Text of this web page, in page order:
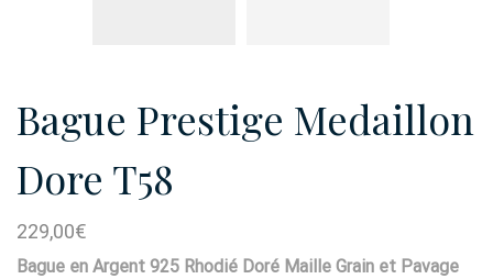
Bague Prestige Medaillon
Dore T58
229,00€
Bague en Argent 925 Rhodié Doré Maille Grain et Pavage